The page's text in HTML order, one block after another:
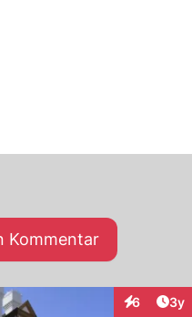
Kommentar
6 3y